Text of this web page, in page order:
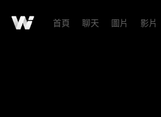
首頁 聊天 圖片 影片